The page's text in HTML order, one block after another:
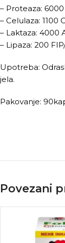
– Proteaza: 6000
– Celulaza: 1100
– Laktaza: 4000
– Lipaza: 200
Upotreba:
jela.
Pakovanje:
Povezani